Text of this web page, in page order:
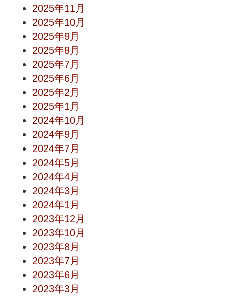
2025年11月
2025年10月
2025年9月
2025年8月
2025年7月
2025年6月
2025年2月
2025年1月
2024年10月
2024年9月
2024年7月
2024年5月
2024年4月
2024年3月
2024年1月
2023年12月
2023年10月
2023年8月
2023年7月
2023年6月
2023年3月